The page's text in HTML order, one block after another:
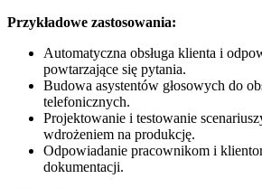
Przykładowe zastosowania:
Automatyczna obsługa klienta i
powtarzające się pytania.
Budowa asystentów głosowych do
telefonicznych.
Projektowanie i testowanie
wdrożeniem na produkcję.
Odpowiadanie pracownikom i
dokumentacji.